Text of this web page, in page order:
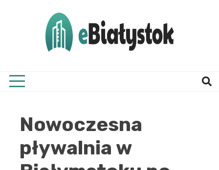
Nowoczesna
pływalnia w